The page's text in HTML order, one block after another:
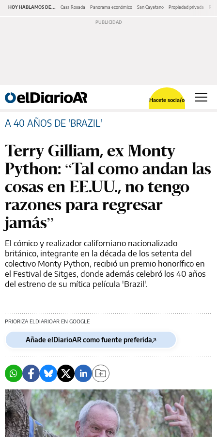
HOY HABLAMOS DE... Casa Rosada Panorama económico San Cayetano Propiedad privada
Hacete socia/o
A 40 AÑOS DE 'BRAZIL'
Terry Gilliam, ex Monty
Python: “Tal como andan las
cosas en EE.UU., no tengo
razones para regresar
jamás”
El cómico y realizador californiano nacionalizado
británico, integrante en la década de los setenta del
colectivo Monty Python, recibió un premio honorífico en
el Festival de Sitges, donde además celebró los 40 años
del estreno de su mítica película 'Brazil'.
PRIORIZA ELDIARIOAR EN GOOGLE
Añade elDiarioAR como fuente preferida